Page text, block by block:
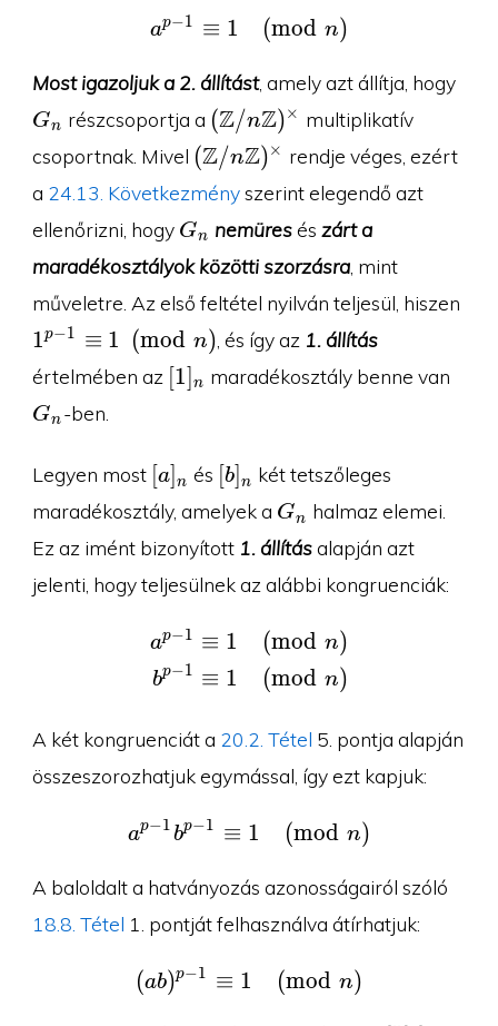
a^{p-1}\equiv 1\pmod
ap−1 ≡ 1 (mod n)
Most igazoljuk a 2. állítást, amely azt állítja, hogyG_n
Gn részcsoportja a (\Z/n\Z)^{\times}
(Z/nZ)× multiplikatív
csoportnak. Mivel (\Z/n\Z)^{\times}
(Z/nZ)× rendje véges, ezért
a 24.13. Következményszerint elegendő azt
ellenőrizni, hogy G_n
Gn nemüresés zárt a
maradékosztályok közötti szorzásra, mint
műveletre. Az első feltétel nyilván teljesül, hiszen
1p−1 ≡ 1 (mod n) , és így az 1. állítás
értelmében az [1]_n
[1] n maradékosztály benne van
Gn -ben.
Legyen most [a]_n
a] n és [b]_n
b] n két tetszőleges
maradékosztály, amelyek a G_n
Gn halmaz elemei.
Ez az imént bizonyított 1. állításalapján azt
jelenti, hogy teljesülnek az alábbi kongruenciák:
\begin{aligned}a^{p-
ap−1
bp−1
≡ 1 (mod n)
≡ 1 (mod n)
A két kongruenciát a 20.2. Tétel 5. pontja alapján
összeszorozhatjuk egymással, így ezt kapjuk:
a^{p-1}b^{p-1}\equiv
ap−1 bp−1 ≡ 1 (mod n)
A baloldalt a hatványozás azonosságairól szóló
18.8. Tétel 1. pontját felhasználva átírhatjuk:
(ab)^{p-1}\equiv
(ab)p−1 ≡ 1 (mod n)